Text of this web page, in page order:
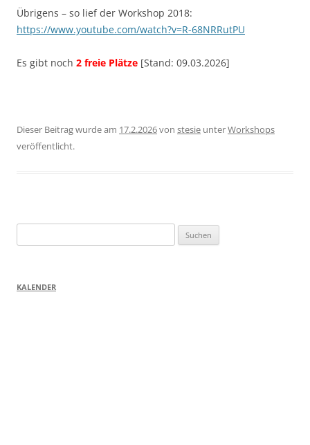
Übrigens – so lief der Workshop 2018:
https://www.youtube.com/watch?v=R-68NRRutPU
Es gibt noch 2 freie Plätze [Stand: 09.03.2026]
Dieser Beitrag wurde am 17.2.2026von stesie unterWorkshops
veröffentlicht.
nach:
KALENDER